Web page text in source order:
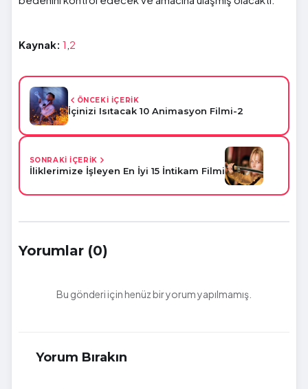
Kaynak: 1 2
ÖNCEKİ İÇERİK
İçinizi Isıtacak 10 Animasyon Filmi-2
SONRAKİ İÇERİK
İliklerimize İşleyen En İyi 15 İntikam Filmi
Yorumlar (0)
Bu gönderi için henüz bir yorum yapılmamış.
Yorum Bırakın